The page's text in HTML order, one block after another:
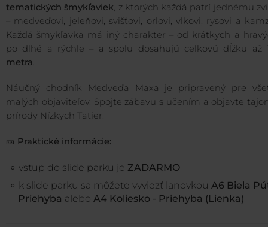
tematických šmykľaviek, z ktorých každá patrí jednému
– medveďovi, jeleňovi, svišťovi, orlovi, vlkovi, rysovi a
Každá šmykľavka má iný charakter – od krátkych a
po dlhé a rýchle – a spolu dosahujú celkovú dĺžku až
metra.
Náučný chodník Medveďa Maxa je pripravený pre
malých objaviteľov. Spojte zábavu s učením a objavte
prírody Nízkych Tatier.
🎫 Praktické informácie:
vstup do slide parku je ZADARMO
k slide parku sa môžete vyviezť lanovkou A6 Biela
Priehyba alebo A4 Koliesko - Priehyba (Lienka)